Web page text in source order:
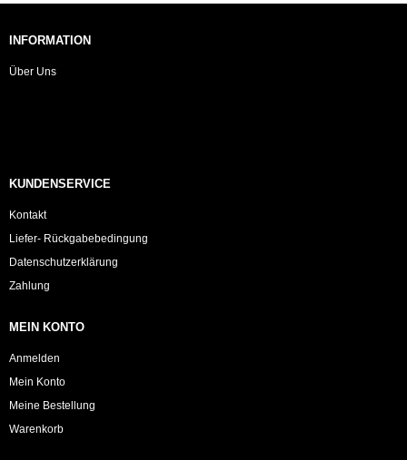
INFORMATION
Über Uns
KUNDENSERVICE
Kontakt
Liefer- Rückgabebedingung
Datenschutzerklärung
Zahlung
MEIN KONTO
Anmelden
Mein Konto
Meine Bestellung
Warenkorb